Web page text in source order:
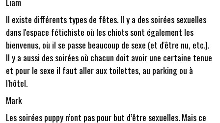
Il existe différents types de fêtes. Il y a des soirées sexuelles
dans l'espace fétichiste où les chiots sont également les
bienvenus, où il se passe beaucoup de sexe (et d'être nu, etc.).
Il y a aussi des soirées où chacun doit avoir une certaine tenue
et pour le sexe il faut aller aux toilettes, au parking ou à
l'hôtel.
Mark
Les soirées puppy n’ont pas pour but d’être sexuelles. Mais ce